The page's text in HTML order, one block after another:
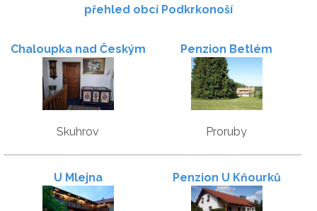
přehled obcí Podkrkonoší
Chaloupka nad Českým
rájem
Skuhrov
Penzion Betlém
Proruby
U Mlejna Penzion U Kňourků